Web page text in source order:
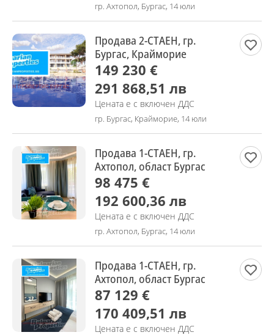
гр. Ахтопол, Бургас, 14 юли
Продава 2-СТАЕН, гр.
Бургас, Крайморие
149 230 €
291 868,51 лв
Цената е с включен ДДС
гр. Бургас, Крайморие, 14 юли
Продава 1-СТАЕН, гр.
Ахтопол, област Бургас
98 475 €
192 600,36 лв
Цената е с включен ДДС
гр. Ахтопол, Бургас, 14 юли
Продава 1-СТАЕН, гр.
Ахтопол, област Бургас
87 129 €
170 409,51 лв
Цената е с включен ДДС